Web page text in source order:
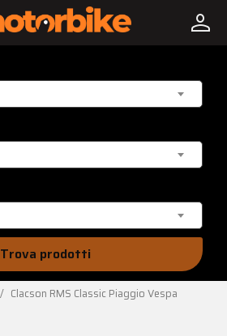
person
Trova prodotti
Clacson RMS Classic Piaggio Vespa